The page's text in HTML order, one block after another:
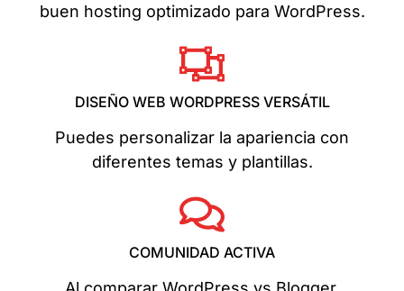
buen hosting optimizado para WordPress.
DISEÑO WEB WORDPRESS VERSÁTIL
Puedes personalizar la apariencia con
diferentes temas y plantillas.
COMUNIDAD ACTIVA